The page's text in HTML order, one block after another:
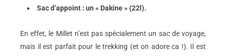
Sac d’appoint : un « Dakine » (22l).
En effet, le Millet n’est pas spécialement un sac de voyage,
mais il est parfait pour le trekking (et on adore ca !). Il est